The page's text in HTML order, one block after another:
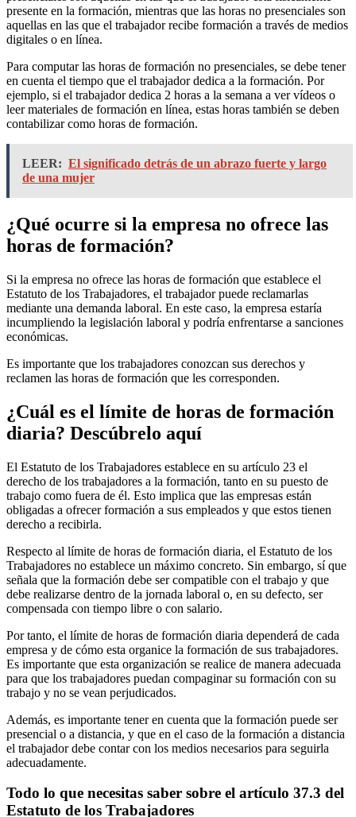
presente en la formación, mientras que las horas no presenciales son
aquellas en las que el trabajador recibe formación a través de medios
digitales o en línea.
Para computar las horas de formación no presenciales, se debe tener
en cuenta el tiempo que el trabajador dedica a la formación. Por
ejemplo, si el trabajador dedica 2 horas a la semana a ver vídeos o
leer materiales de formación en línea, estas horas también se deben
contabilizar como horas de formación.
LEER: El significado detrás de un abrazo fuerte y largo
de una mujer
¿Qué ocurre si la empresa no ofrece las
horas de formación?
Si la empresa no ofrece las horas de formación que establece el
Estatuto de los Trabajadores, el trabajador puede reclamarlas
mediante una demanda laboral. En este caso, la empresa estaría
incumpliendo la legislación laboral y podría enfrentarse a sanciones
económicas.
Es importante que los trabajadores conozcan sus derechos y
reclamen las horas de formación que les corresponden.
¿Cuál es el límite de horas de formación
diaria? Descúbrelo aquí
El Estatuto de los Trabajadores establece en su artículo 23 el
derecho de los trabajadores a la formación, tanto en su puesto de
trabajo como fuera de él. Esto implica que las empresas están
obligadas a ofrecer formación a sus empleados y que estos tienen
derecho a recibirla.
Respecto al límite de horas de formación diaria, el Estatuto de los
Trabajadores no establece un máximo concreto. Sin embargo, sí que
señala que la formación debe ser compatible con el trabajo y que
debe realizarse dentro de la jornada laboral o, en su defecto, ser
compensada con tiempo libre o con salario.
Por tanto, el límite de horas de formación diaria dependerá de cada
empresa y de cómo esta organice la formación de sus trabajadores.
Es importante que esta organización se realice de manera adecuada
para que los trabajadores puedan compaginar su formación con su
trabajo y no se vean perjudicados.
Además, es importante tener en cuenta que la formación puede ser
presencial o a distancia, y que en el caso de la formación a distancia
el trabajador debe contar con los medios necesarios para seguirla
adecuadamente.
Todo lo que necesitas saber sobre el artículo 37.3 del
Estatuto de los Trabajadores